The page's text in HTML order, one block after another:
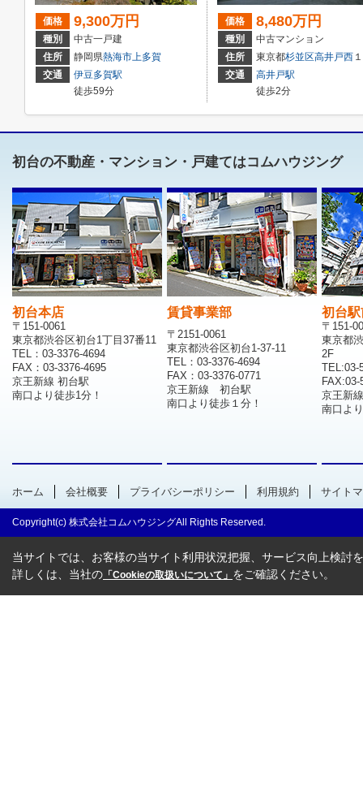
価格 9,300万円
種別
中古一戸建
住所
静岡県熱海市 上多賀
交通
伊豆多賀駅
徒歩59分
価格 8,480万円
種別
中古マンション
住所
東京都杉並区高井戸西 １丁目27-18
交通
高井戸駅
徒歩2分
初台の不動産・マンション・戸建てはコムハウジング
初台本店
〒151-0061
東京都渋谷区初台1丁目37番11
TEL：03-3376-4694
FAX：03-3376-4695
京王新線 初台駅
南口より徒歩1分！
賃貸事業部
〒2151-0061
東京都渋谷区初台1-37-11
TEL：03-3376-4694
FAX：03-3376-0771
京王新線 初台駅
南口より徒歩１分！
初台
〒151-
東京都
2F
TEL:03-
FAX:03-
京王新
南口よ
ホーム 会社概要 プライバシーポリシー 利用規約 サイト
Copyright(c) 株式会社コムハウジングAll Rights Reserved.
当サイトでは、お客様の当サイト利用状況把握、サービス向上検討
詳しくは、当社の 「Cookieの取扱いについて」 をご確認ください。